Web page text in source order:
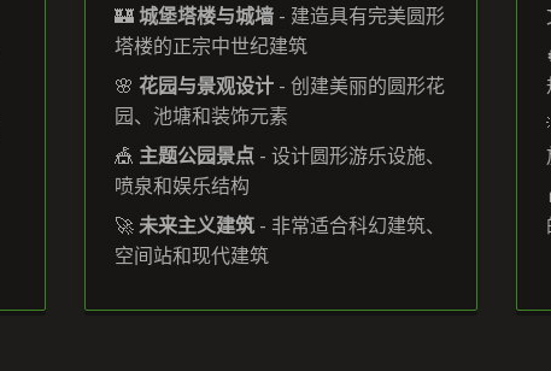
🏰城堡塔楼与城墙- 建造具有完美圆形
塔楼的正宗中世纪建筑
🌸 花园与景观设计- 创建美丽的圆形花
园、池塘和装饰元素
🎪 主题公园景点- 设计圆形游乐设施、
喷泉和娱乐结构
🚀未来主义建筑- 非常适合科幻建筑、
空间站和现代建筑